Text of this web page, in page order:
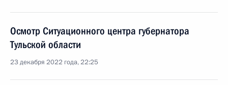
Осмотр Ситуационного центра губернатора
Тульской области
23 декабря 2022 года, 22:25